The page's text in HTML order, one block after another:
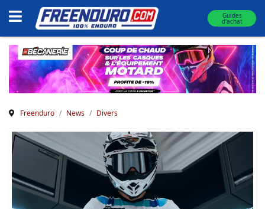
Guides
d'achat
Freenduro News Divers